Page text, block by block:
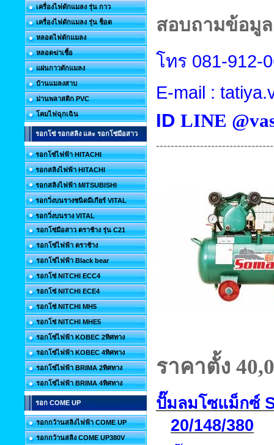
เครื่องไฟดักแมลง รุ่น กาว
เครื่องไฟดักแมลง รุ่น ช็อต
หลอดไฟดักแมลง
หลอดฆ่าเชื้อ
แผ่นกาวดักแมลง
บ้านแมลงสาบ
ม่านพลาสติก PVC
โคมไฟฉุกเฉิน
รอกโซ่ รอกสลิง และ รอกโซ่มือสาว
รอกโซ่ไฟฟ้า HITACHI
รอกสลิงไฟฟ้า HITACHI
รอกสลิงไฟฟ้า MITSUBISHI
รอกวิ่งบนรางชนิดมีเกียร์ VITAL
รอกวิ่งบนราง VITAL
รอกโซ่มือสาว ตราช้าง รุ่น C21
รอกโซ่ไฟฟ้า ตราช้าง
รอกโซ่ไฟฟ้า Black bear
รอกโซ่ NITCHI ECC4
รอกโซ่ NITCHI ECE4
รอกโซ่ NITCHI MH5
รอกโซ่ NITCHI MHE5
รอกโซ่ไฟฟ้า KOBEC 2ทิศทาง
รอกโซ่ไฟฟ้า KOBEC 4ทิศทาง
รอกโซ่ไฟฟ้า BRIMA 2ทิศทาง
รอกโซ่ไฟฟ้า BRIMA 4ทิศทาง
รอก COME UP
รอกกว้านสลิงไฟฟ้า COME UP
รอกกว้านสลิง COME UP380V
สอบถามข้อมูล
โทร 081-912-
E-mail :
ID LINE
ราคาตั้ง 40,
ปั๊มลมโซแม็กซ์
20/148/380